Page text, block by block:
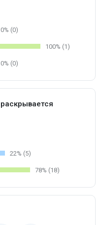
0% (0)
100% (1)
0% (0)
22% (5)
78% (18)